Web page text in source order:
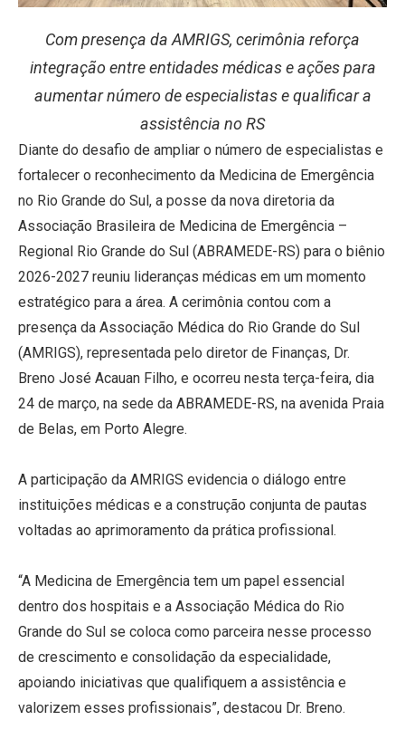
Com presença da AMRIGS, cerimônia reforça
integração entre entidades médicas e ações para
aumentar número de especialistas e qualificar a
assistência no RS
Diante do desafio de ampliar o número de especialistas e
fortalecer o reconhecimento da Medicina de Emergência
no Rio Grande do Sul, a posse da nova diretoria da
Associação Brasileira de Medicina de Emergência –
Regional Rio Grande do Sul (ABRAMEDE-RS) para o biênio
2026-2027 reuniu lideranças médicas em um momento
estratégico para a área. A cerimônia contou com a
presença da Associação Médica do Rio Grande do Sul
(AMRIGS), representada pelo diretor de Finanças, Dr.
Breno José Acauan Filho, e ocorreu nesta terça-feira, dia
24 de março, na sede da ABRAMEDE-RS, na avenida Praia
de Belas, em Porto Alegre.
A participação da AMRIGS evidencia o diálogo entre
instituições médicas e a construção conjunta de pautas
voltadas ao aprimoramento da prática profissional.
“A Medicina de Emergência tem um papel essencial
dentro dos hospitais e a Associação Médica do Rio
Grande do Sul se coloca como parceira nesse processo
de crescimento e consolidação da especialidade,
apoiando iniciativas que qualifiquem a assistência e
valorizem esses profissionais”, destacou Dr. Breno.